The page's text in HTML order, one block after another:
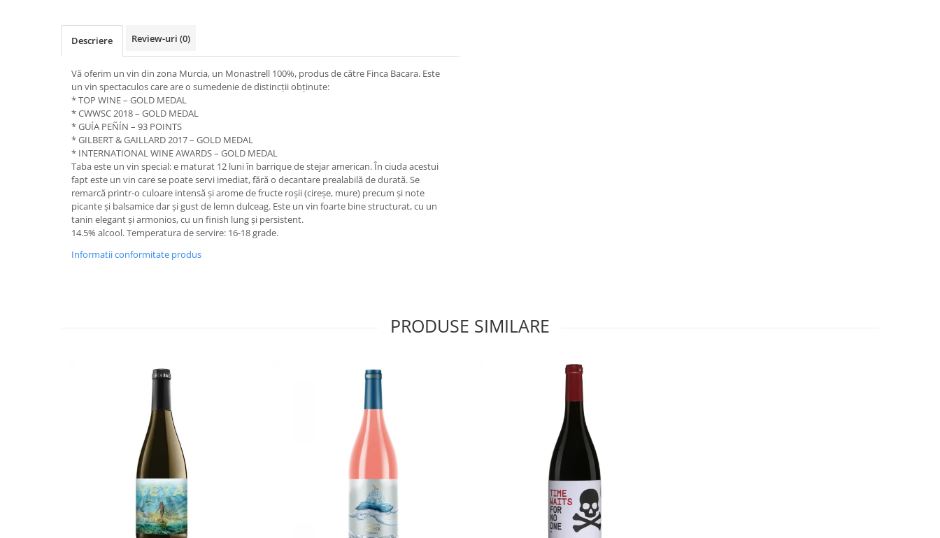
Descriere Review-uri (0)
Vă oferim un vin din zona Murcia, un Monastrell 100%, produs de către Finca Bacara. Este
un vin spectaculos care are o sumedenie de distincții obținute:
* TOP WINE – GOLD MEDAL
* CWWSC 2018 – GOLD MEDAL
* GUÍA PEÑÍN – 93 POINTS
* GILBERT & GAILLARD 2017 – GOLD MEDAL
* INTERNATIONAL WINE AWARDS – GOLD MEDAL
Taba este un vin special: e maturat 12 luni în barrique de stejar american. În ciuda acestui
fapt este un vin care se poate servi imediat, fără o decantare prealabilă de durată. Se
remarcă printr-o culoare intensă și arome de fructe roșii (cireșe, mure) precum și note
picante și balsamice dar și gust de lemn dulceag. Este un vin foarte bine structurat, cu un
tanin elegant și armonios, cu un finish lung și persistent.
14.5% alcool. Temperatura de servire: 16-18 grade.
Informatii conformitate produs
PRODUSE SIMILARE